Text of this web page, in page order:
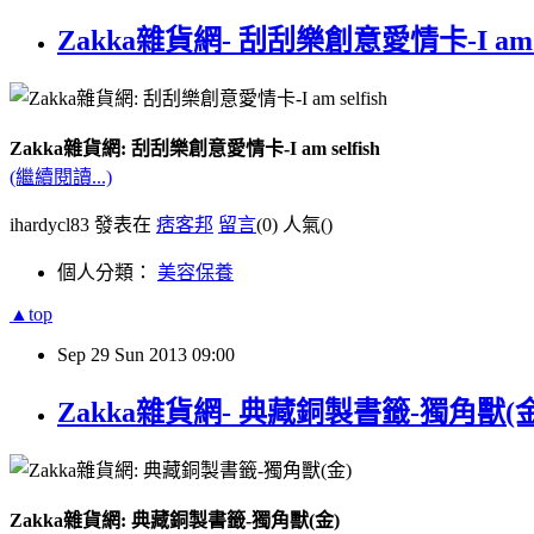
Zakka雜貨網- 刮刮樂創意愛情卡-I
Zakka雜貨網: 刮刮樂創意愛情卡-I am selfish
(繼續閱讀...)
ihardycl83 發表在 痞客邦 留言(0) 人氣()
個人分類： 美容保養
▲top
Sep 29 Sun 2013 09:00
Zakka雜貨網- 典藏銅製書籤-獨角獸(
Zakka雜貨網: 典藏銅製書籤-獨角獸(金)